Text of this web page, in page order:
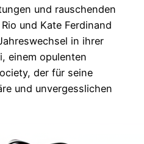
und rauschenden
und Kate Ferdinand
in ihrer
einem opulenten
der für seine
und unvergesslichen